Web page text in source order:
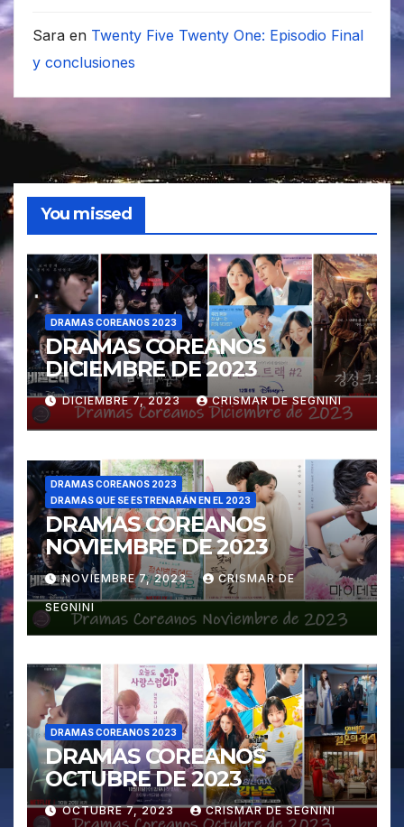
Sara en Twenty Five Twenty One: Episodio Final
y conclusiones
You missed
DRAMAS COREANOS 2023
DRAMAS COREANOS
DICIEMBRE DE 2023
DICIEMBRE 7, 2023 CRISMAR DE SEGNINI
DRAMAS COREANOS 2023
DRAMAS QUE SE ESTRENARÁN EN EL 2023
DRAMAS COREANOS
NOVIEMBRE DE 2023
NOVIEMBRE 7, 2023 CRISMAR DE
SEGNINI
DRAMAS COREANOS 2023
DRAMAS COREANOS
OCTUBRE DE 2023
OCTUBRE 7, 2023 CRISMAR DE SEGNINI